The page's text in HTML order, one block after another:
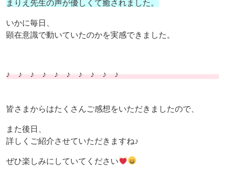
まりえ先生の声が優しくて癒されました。
いかに毎日、
顕在意識で動いていたのかを実感できました。
♪ ♪ ♪ ♪ ♪ ♪ ♪ ♪ ♪ ♪
皆さまからはたくさんご感想をいただきましたので、
また後日、
詳しくご紹介させていただきますね♪
ぜひ楽しみにしていてください